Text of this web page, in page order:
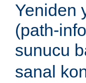
Yeniden
(path-
sunucu
sanal